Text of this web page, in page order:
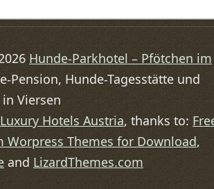
Hunde-Parkhotel – Pfötchen im
Pension, Hunde-Tagesstätte und
Viersen
Luxury Hotels Austria, thanks to:
Worpress Themes for Download,
and LizardThemes.com